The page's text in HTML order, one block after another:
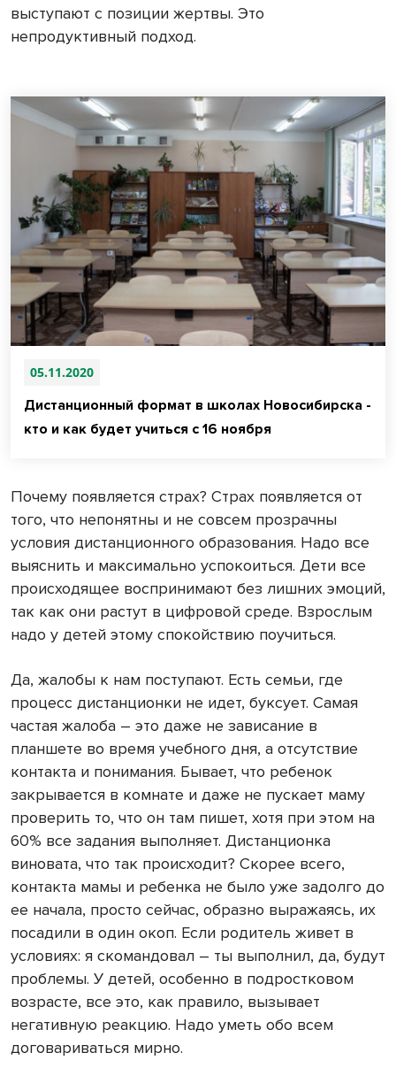
выступают с позиции жертвы. Это
непродуктивный подход.
05.11.2020
Дистанционный формат в школах Новосибирска -
кто и как будет учиться с 16 ноября
Почему появляется страх? Страх появляется от
того, что непонятны и не совсем прозрачны
условия дистанционного образования. Надо все
выяснить и максимально успокоиться. Дети все
происходящее воспринимают без лишних эмоций,
так как они растут в цифровой среде. Взрослым
надо у детей этому спокойствию поучиться.
Да, жалобы к нам поступают. Есть семьи, где
процесс дистанционки не идет, буксует. Самая
частая жалоба – это даже не зависание в
планшете во время учебного дня, а отсутствие
контакта и понимания. Бывает, что ребенок
закрывается в комнате и даже не пускает маму
проверить то, что он там пишет, хотя при этом на
60% все задания выполняет. Дистанционка
виновата, что так происходит? Скорее всего,
контакта мамы и ребенка не было уже задолго до
ее начала, просто сейчас, образно выражаясь, их
посадили в один окоп. Если родитель живет в
условиях: я скомандовал – ты выполнил, да, будут
проблемы. У детей, особенно в подростковом
возрасте, все это, как правило, вызывает
негативную реакцию. Надо уметь обо всем
договариваться мирно.